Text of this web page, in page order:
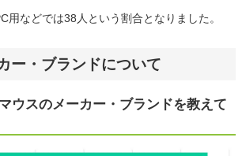
用などでは38人という割合となりました。
ー・ブランドについて
ウスのメーカー・ブランドを教えて